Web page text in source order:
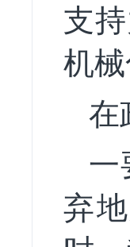
支
机
在
一
弃